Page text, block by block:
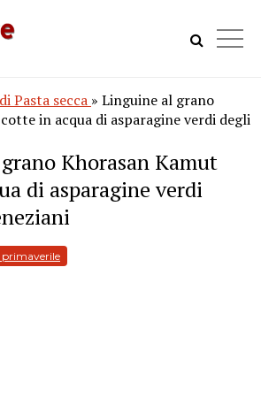
Pasta secca » Linguine al grano
in acqua di asparagine verdi degli
Khorasan Kamut
di asparagine verdi